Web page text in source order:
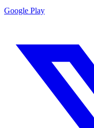
Google Play